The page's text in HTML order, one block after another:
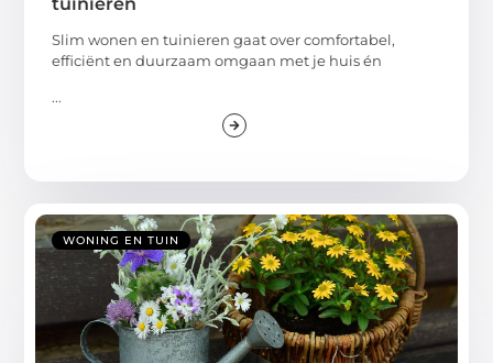
Slim wonen en tuinieren gaat over comfortabel,
efficiënt en duurzaam omgaan met je huis én
...
WONING EN TUIN